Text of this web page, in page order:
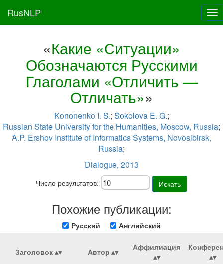
RusNLP
«Какие «Ситуации»
Обозначаются Русскими
Глаголами «Отличить —
Отличать»»
Kononenko I. S.; Sokolova E. G.;
Russian State University for the Humanities, Moscow, Russia;
A.P. Ershov Institute of Informatics Systems, Novosibirsk,
Russia;
Dialogue, 2013
Число результатов: Искать
Похожие публикации:
Русский Английский
Заголовок Автор Аффилиация